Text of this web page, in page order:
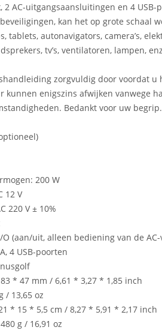
AC-uitgangsaansluitingen en 4 USB-
kan het op grote schaal
tablets, autonavigators, camera’s,
tv’s, ventilatoren, lampen,
zorgvuldig door voordat u
kunnen enigszins afwijken vanwege
Bedankt voor uw begrip.
200 W
12 V
220 V ± 10%
(aan/uit, alleen bediening van de
4 USB-poorten
* 47 mm / 6,61 * 3,27 * 1,85 inch
/ 13,65 oz
* 15 * 5,5 cm / 8,27 * 5,91 * 2,17 inch
g / 16,91 oz